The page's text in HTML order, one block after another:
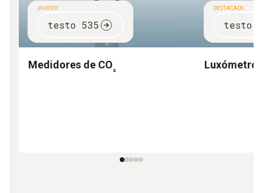
¡NUEVO!
testo 535
Medidores de CO₂
DESTACADO
testo
Luxómetro